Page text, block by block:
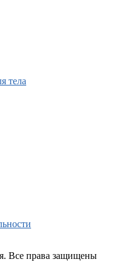
тела
Все права защищены